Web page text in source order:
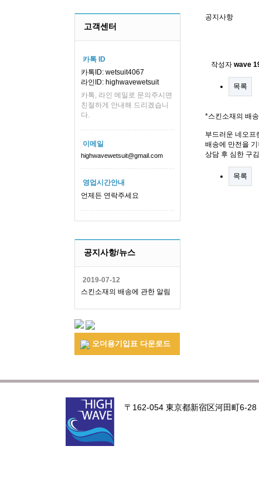
고객센터
카톡 ID
카톡ID: wetsuit4067
라인ID: highwavewetsuit
카톡, 라인 메일로 문의주시면
친절하게 안내해 드리겠습니
다.
이메일
highwavewetsuit@gmail.com
영업시간안내
언제든 연락주세요
공지사항/뉴스
2019-07-12
스킨소재의 배송에 관한 알림
오더용기입표 다운로드
공지사항
작성자 wave
목록
*스킨소재의 배
부드러운 네오프
배송에 만전을
상담 후 심한 구
목록
〒162-054 東京都新宿区河田町6-28